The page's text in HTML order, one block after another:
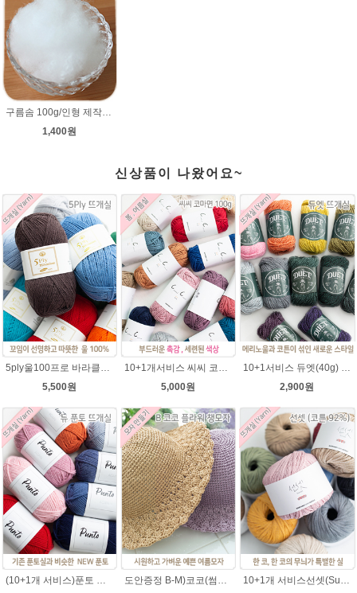
1,400원
신상품이 나왔어요~
5,500원
5,000원
2,900원
(10+1개 서비스)푼토 어게인 목도리뜨개실 바라클라바 뜨개질 털실/푼토실 아기실 부드러운실
도안증정 B-M)코코(썸머라피아)바캉스 코바늘 모자뜨기 뜨개질
10+1개 서비스선셋(Sunset) 코튼실 Cotton 92% 가방 소품 뜨개실 코바늘실 사계절 모자뜨개실